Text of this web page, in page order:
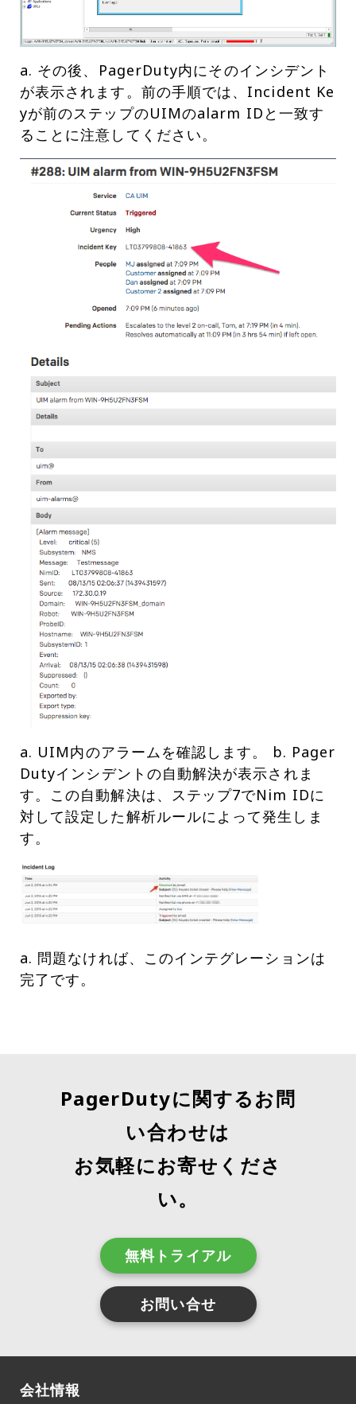
a. その後、PagerDuty内にそのインシデント
が表示されます。前の手順では、Incident Ke
yが前のステップのUIMのalarm IDと一致す
ることに注意してください。
a. UIM内のアラームを確認します。 b. Pager
Dutyインシデントの自動解決が表示されま
す。この自動解決は、ステップ7でNim IDに
対して設定した解析ルールによって発生しま
す。
a. 問題なければ、このインテグレーションは
完了です。
PagerDutyに関するお問
い合わせは
お気軽にお寄せくださ
い。
無料トライアル
お問い合せ
会社情報